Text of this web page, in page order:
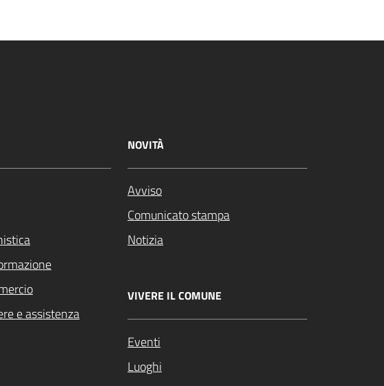
e assistenza
NOVITÀ
Avviso
Comunicato stampa
Notizia
VIVERE IL COMUNE
Eventi
Luoghi